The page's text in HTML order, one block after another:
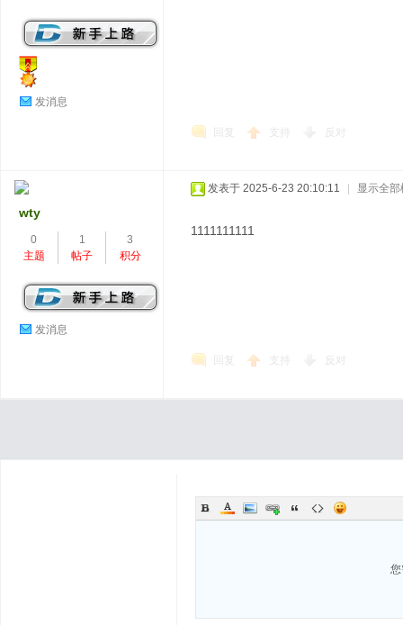
发消息
回复 支持 反对
wty
0
主题
1
帖子
3
积分
发消息
发表于 2025-6-23 20:10:11 显示全部
1111111111
回复 支持 反对